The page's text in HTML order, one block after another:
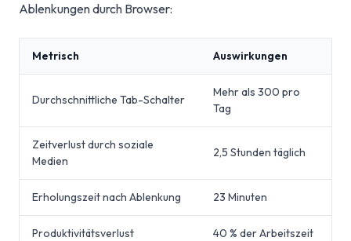
Ablenkungen durch Browser:
Metrisch Auswirkungen
Durchschnittliche Tab-Schalter
Mehr als 300 pro
Tag
Zeitverlust durch soziale
Medien
2,5 Stunden täglich
Erholungszeit nach Ablenkung 23 Minuten
Produktivitätsverlust 40 % der Arbeitszeit